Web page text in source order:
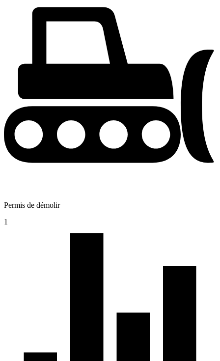
Permis de démolir
1